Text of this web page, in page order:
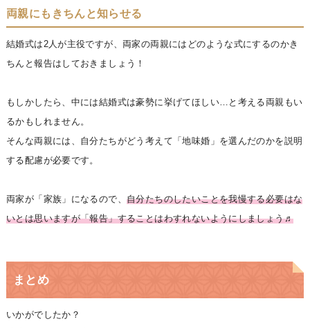
両親にもきちんと知らせる
結婚式は2人が主役ですが、両家の両親にはどのような式にするのかき
ちんと報告はしておきましょう！
もしかしたら、中には結婚式は豪勢に挙げてほしい…と考える両親もい
るかもしれません。
そんな両親には、自分たちがどう考えて「地味婚」を選んだのかを説明
する配慮が必要です。
両家が「家族」になるので、自分たちのしたいことを我慢する必要はな
いとは思いますが「報告」することはわすれないようにしましょう♬
まとめ
いかがでしたか？